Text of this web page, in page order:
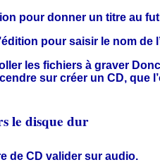
pour donner un titre au
pour saisir le nom de
les fichiers à graver
sur créer un CD, que
le disque dur
de CD valider sur audio.